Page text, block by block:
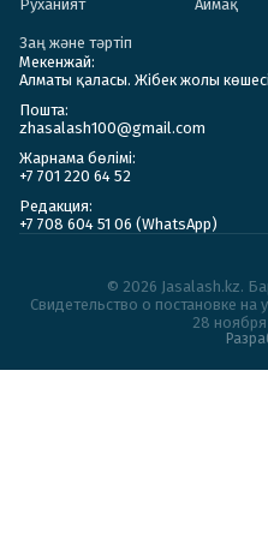
Руханият Аймақ
Заң және тәртіп
Мекенжай:
Алматы қаласы. Жібек жолы
Пошта:
zhasalash100@gmail.com
Жарнама бөлімі:
+7 701 220 64 52
Редакция:
+7 708 604 51 06 (WhatsApp)
© 2026 Jasalash.kz.
Cвидетельство о постановке
28